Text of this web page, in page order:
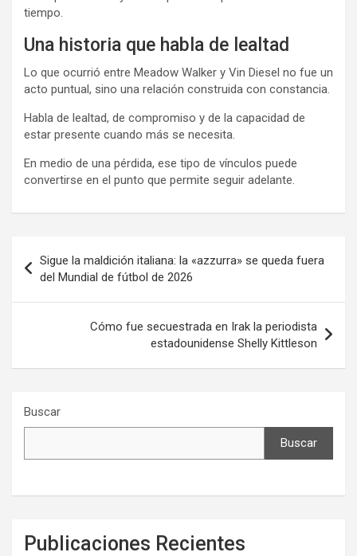
tiempo.
Una historia que habla de lealtad
Lo que ocurrió entre Meadow Walker y Vin Diesel no fue un
acto puntual, sino una relación construida con constancia.
Habla de lealtad, de compromiso y de la capacidad de
estar presente cuando más se necesita.
En medio de una pérdida, ese tipo de vínculos puede
convertirse en el punto que permite seguir adelante.
de
entradas
Sigue la maldición italiana: la «azzurra» se queda fuera
del Mundial de fútbol de 2026
Cómo fue secuestrada en Irak la periodista
estadounidense Shelly Kittleson
Buscar
Buscar
Publicaciones Recientes